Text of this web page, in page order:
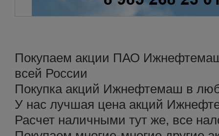
Покупаем акции ПАО
всей России
Покупка акций Ижнефтемаш в
У нас лучшая цена акций
Расчет наличными тут же, все